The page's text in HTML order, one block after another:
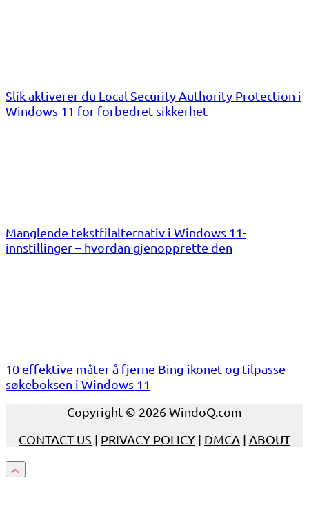
Slik aktiverer du Local Security Authority Protection i
Windows 11 for forbedret sikkerhet
Manglende tekstfilalternativ i Windows 11-
innstillinger – hvordan gjenopprette den
10 effektive måter å fjerne Bing-ikonet og tilpasse
søkeboksen i Windows 11
Copyright © 2026 WindoQ.com
CONTACT US | PRIVACY POLICY | DMCA | ABOUT